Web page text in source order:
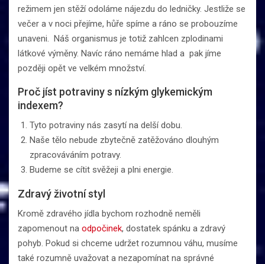
režimem jen stěží odoláme nájezdu do ledničky. Jestliže se
večer a v noci přejíme, hůře spíme a ráno se probouzíme
unaveni. Náš organismus je totiž zahlcen zplodinami
látkové výměny. Navíc ráno nemáme hlad a pak jíme
později opět ve velkém množství.
Proč jíst potraviny s nízkým glykemickým
indexem?
Tyto potraviny nás zasytí na delší dobu.
Naše tělo nebude zbytečně zatěžováno dlouhým
zpracováváním potravy.
Budeme se cítit svěžeji a plni energie.
Zdravý životní styl
Kromě zdravého jídla bychom rozhodně neměli
zapomenout na odpočinek, dostatek spánku a zdravý
pohyb. Pokud si chceme udržet rozumnou váhu, musíme
také rozumně uvažovat a nezapomínat na správné